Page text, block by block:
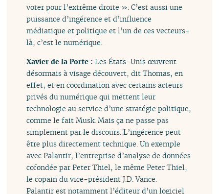
voter pour l’extrême droite ». C’est aussi une
puissance d’ingérence et d’influence
médiatique et politique et l’un de ces vecteurs-
là, c’est le numérique.
Xavier de la Porte :Les États-Unis œuvrent
désormais à visage découvert, dit Thomas, en
effet, et en coordination avec certains acteurs
privés du numérique qui mettent leur
technologie au service d’une stratégie politique,
comme le fait Musk. Mais ça ne passe pas
simplement par le discours. L’ingérence peut
être plus directement technique. Un exemple
avec Palantir, l’entreprise d’analyse de données
cofondée par Peter Thiel, le même Peter Thiel,
le copain du vice-président J.D. Vance.
Palantir est notamment l’éditeur d’un logiciel